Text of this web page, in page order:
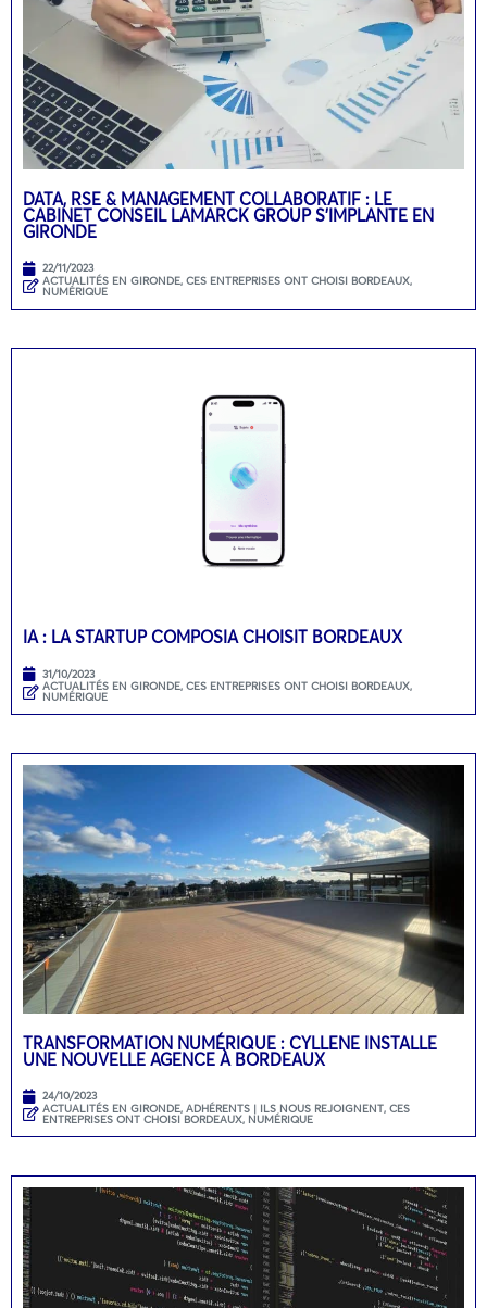
DATA, RSE & MANAGEMENT COLLABORATIF : LE
CABINET CONSEIL LAMARCK GROUP S’IMPLANTE EN
GIRONDE
22/11/2023
ACTUALITÉS EN GIRONDE, CES ENTREPRISES ONT CHOISI BORDEAUX,
NUMÉRIQUE
IA : LA STARTUP COMPOSIA CHOISIT BORDEAUX
31/10/2023
ACTUALITÉS EN GIRONDE, CES ENTREPRISES ONT CHOISI BORDEAUX,
NUMÉRIQUE
TRANSFORMATION NUMÉRIQUE : CYLLENE INSTALLE
UNE NOUVELLE AGENCE À BORDEAUX
24/10/2023
ACTUALITÉS EN GIRONDE, ADHÉRENTS | ILS NOUS REJOIGNENT, CES
ENTREPRISES ONT CHOISI BORDEAUX, NUMÉRIQUE